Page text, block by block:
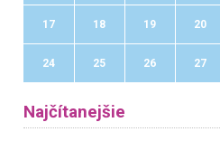
17 18 19 20
24 25 26 27
Najčítanejšie